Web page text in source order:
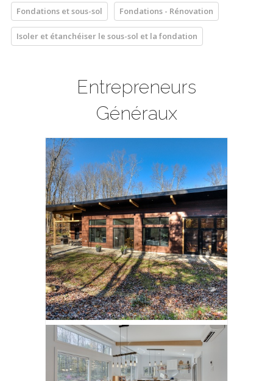
Fondations et sous-sol Fondations - Rénovation
Isoler et étanchéiser le sous-sol et la fondation
Entrepreneurs
Généraux